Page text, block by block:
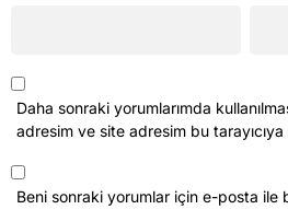
Daha sonraki yorumlarımda
adresim ve site adresim bu
Beni sonraki yorumlar için e-posta ile